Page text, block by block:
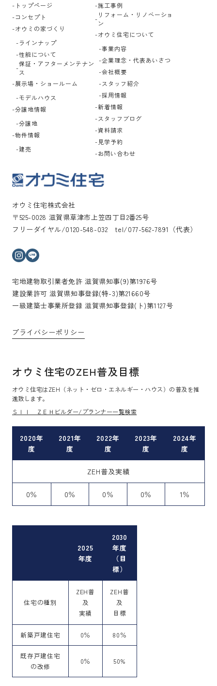
オウミ住宅株式会社
〒525-0028 滋賀県草津市上笠四丁目2番25号
フリーダイヤル/0120-548-032 tel/077-562-7891（代表）
インスタグラム
宅地建物取引業者免許 滋賀県知事(9)第1976号
建設業許可 滋賀県知事登録(特-3)第21660号
一級建築士事業所登録 滋賀県知事登録(ト)第1127号
プライバシーポリシー
オウミ住宅のZEH普及目標
オウミ住宅はZEH（ネット・ゼロ・エネルギー・ハウス）の普及を推
進致します。
ＳＩＩ ＺＥＨビルダー/プランナー一覧検索
2020年
度
2021年
度
2022年
度
2023年
度
2024年
度
ZEH普及実績
0％ 0％ 0％ 0％ 1％
2025
年度
2030
年度
（目
標）
住宅の種別
ZEH普
及
実績
ZEH普
及
目標
新築戸建住宅 0％ 80％
既存戸建住宅
の改修
0％ 50%
トップページ
コンセプト
オウミの家づくり
ラインナップ
性能について
保証・アフターメンテナン
ス
展示場・ショールーム
モデルハウス
分譲地情報
分譲地
物件情報
建売
施工事例
リフォーム・リノベーショ
ン
オウミ住宅について
事業内容
企業理念・代表あいさつ
会社概要
スタッフ紹介
採用情報
新着情報
スタッフブログ
資料請求
見学予約
お問い合わせ